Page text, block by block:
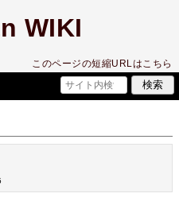
WIKI
このページの短縮URLはこちら